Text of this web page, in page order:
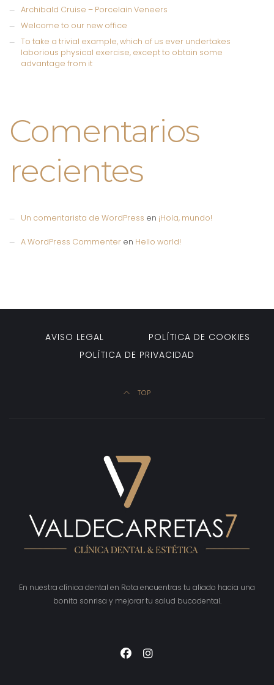
Archibald Cruise – Porcelain Veneers
Welcome to our new office
To take a trivial example, which of us ever undertakes
laborious physical exercise, except to obtain some
advantage from it
Comentarios
recientes
Un comentarista de WordPress en ¡Hola, mundo!
A WordPress Commenter en Hello world!
AVISO LEGAL
POLÍTICA DE COOKIES
POLÍTICA DE PRIVACIDAD
TOP
En nuestra clínica dental en Rota encuentras tu aliado hacia una
bonita sonrisa y mejorar tu salud bucodental.